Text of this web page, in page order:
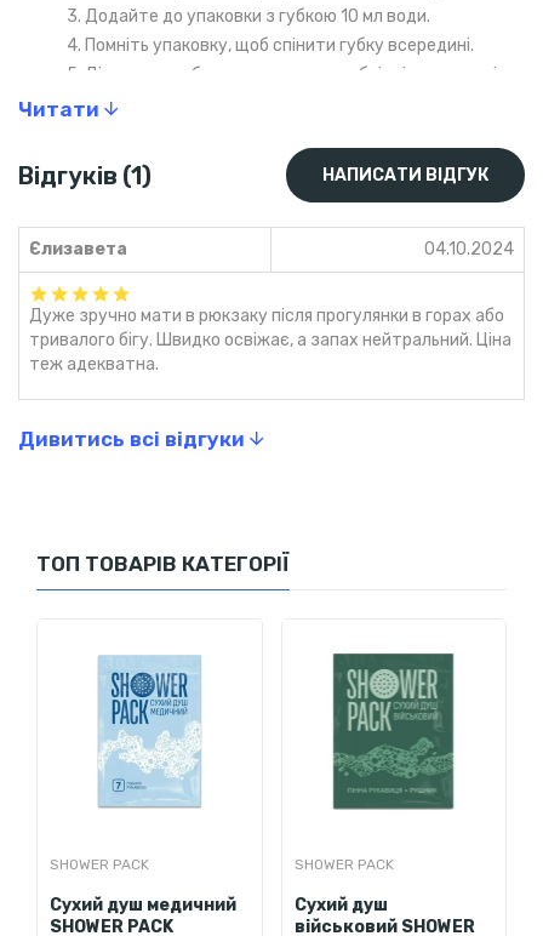
3. Додайте до упаковки з губкою 10 мл води.
4. Помніть упаковку, щоб спінити губку всередині.
5. Дістаньте губку та намильте необхідні частини тіла.
6. Витріть піну тонким білим рушником.
Увага, не замочуйте губку у великій кількості води.
Читати
Відгуків (1) НАПИСАТИ ВІДГУК
Єлизавета 04.10.2024
Дуже зручно мати в рюкзаку після прогулянки в горах або
тривалого бігу. Швидко освіжає, а запах нейтральний. Ціна
теж адекватна.
Дивитись всі відгуки
ТОП ТОВАРІВ КАТЕГОРІЇ
SHOWER PACK
Сухий душ медичний
SHOWER PACK
SHOWER PACK
Сухий душ
військовий SHOWER